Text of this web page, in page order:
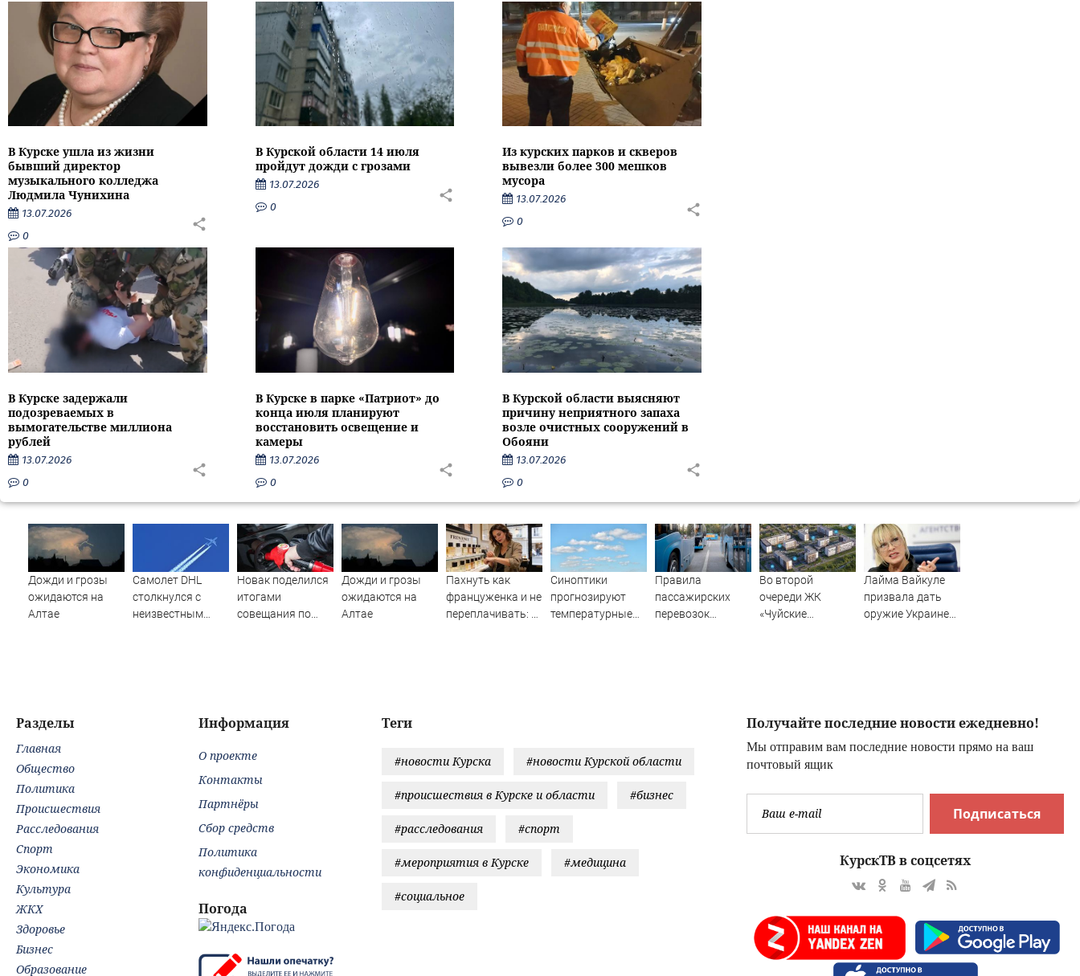
В Курске ушла из жизни
бывший директор
музыкального колледжа
Людмила Чунихина
13.07.2026
0
В Курской области 14 июля
пройдут дожди с грозами
13.07.2026
0
Из курских парков и скверов
вывезли более 300 мешков
мусора
13.07.2026
0
В Курске задержали
подозреваемых в
вымогательстве миллиона
рублей
13.07.2026
0
В Курске в парке «Патриот» до
конца июля планируют
восстановить освещение и
камеры
13.07.2026
0
В Курской области выясняют
причину неприятного запаха
возле очистных сооружений в
Обояни
13.07.2026
0
Дожди и грозы
ожидаются на
Алтае
Самолет DHL
столкнулся с
неизвестным
Новак поделился
итогами
совещания по
Дожди и грозы
ожидаются на
Алтае
Пахнуть как
француженка и не
переплачивать: 5
Синоптики
прогнозируют
температурные
Правила
пассажирских
перевозок
Во второй
очереди ЖК
«Чуйские
Лайма Вайкуле
призвала дать
оружие Украине
Получайте последние новости ежедневно!
Мы отправим вам последние новости прямо на ваш
почтовый ящик
Подписаться
КурскТВ в соцсетях
Теги
#новости Курска #новости Курской области
#происшествия в Курске и области #бизнес
#расследования #спорт
#мероприятия в Курске #медицина
#социальное
Разделы
Главная
Общество
Политика
Происшествия
Расследования
Спорт
Экономика
Культура
ЖКХ
Здоровье
Бизнес
Образование
Информация
О проекте
Контакты
Партнёры
Сбор средств
Политика
конфиденциальности
Погода